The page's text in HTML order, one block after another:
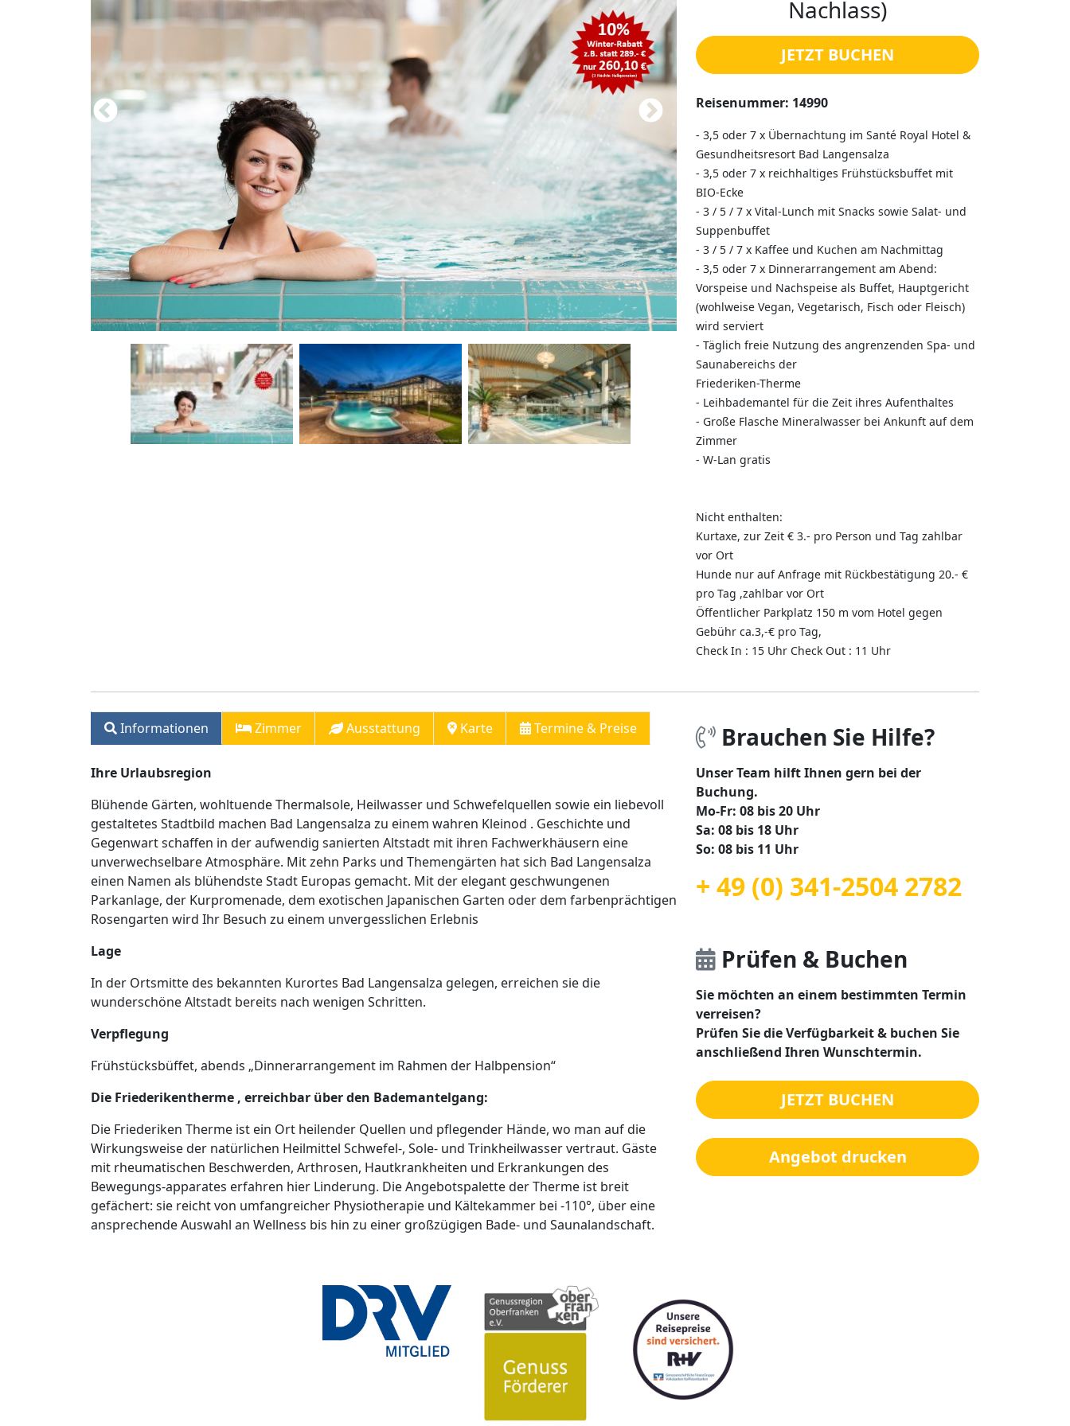
Nachlass)
JETZT BUCHEN
Reisenummer: 14990
- 3,5 oder 7 x Übernachtung im Santé Royal Hotel &
Gesundheitsresort Bad Langensalza
- 3,5 oder 7 x reichhaltiges Frühstücksbuffet mit
BIO-Ecke
- 3 / 5 / 7 x Vital-Lunch mit Snacks sowie Salat- und
Suppenbuffet
- 3 / 5 / 7 x Kaffee und Kuchen am Nachmittag
- 3,5 oder 7 x Dinnerarrangement am Abend:
Vorspeise und Nachspeise als Buffet, Hauptgericht
(wohlweise Vegan, Vegetarisch, Fisch oder Fleisch)
wird serviert
- Täglich freie Nutzung des angrenzenden Spa- und
Saunabereichs der
Friederiken-Therme
- Leihbademantel für die Zeit ihres Aufenthaltes
- Große Flasche Mineralwasser bei Ankunft auf dem
Zimmer
- W-Lan gratis
Nicht enthalten:
Kurtaxe, zur Zeit € 3.- pro Person und Tag zahlbar
vor Ort
Hunde nur auf Anfrage mit Rückbestätigung 20.- €
pro Tag ,zahlbar vor Ort
Öffentlicher Parkplatz 150 m vom Hotel gegen
Gebühr ca.3,-€ pro Tag,
Check In : 15 Uhr Check Out : 11 Uhr
Informationen Zimmer Ausstattung Karte Termine & Preise
Ihre Urlaubsregion
Blühende Gärten, wohltuende Thermalsole, Heilwasser und Schwefelquellen sowie ein liebevoll
gestaltetes Stadtbild machen Bad Langensalza zu einem wahren Kleinod . Geschichte und
Gegenwart schaffen in der aufwendig sanierten Altstadt mit ihren Fachwerkhäusern eine
unverwechselbare Atmosphäre. Mit zehn Parks und Themengärten hat sich Bad Langensalza
einen Namen als blühendste Stadt Europas gemacht. Mit der elegant geschwungenen
Parkanlage, der Kurpromenade, dem exotischen Japanischen Garten oder dem farbenprächtigen
Rosengarten wird Ihr Besuch zu einem unvergesslichen Erlebnis
Lage
In der Ortsmitte des bekannten Kurortes Bad Langensalza gelegen, erreichen sie die
wunderschöne Altstadt bereits nach wenigen Schritten.
Verpflegung
Frühstücksbüffet, abends „Dinnerarrangement im Rahmen der Halbpension“
Die Friederikentherme , erreichbar über den Bademantelgang:
Die Friederiken Therme ist ein Ort heilender Quellen und pflegender Hände, wo man auf die
Wirkungsweise der natürlichen Heilmittel Schwefel-, Sole- und Trinkheilwasser vertraut. Gäste
mit rheumatischen Beschwerden, Arthrosen, Hautkrankheiten und Erkrankungen des
Bewegungs-apparates erfahren hier Linderung. Die Angebotspalette der Therme ist breit
gefächert: sie reicht von umfangreicher Physiotherapie und Kältekammer bei -110°, über eine
ansprechende Auswahl an Wellness bis hin zu einer großzügigen Bade- und Saunalandschaft.
Brauchen Sie Hilfe?
Unser Team hilft Ihnen gern bei der
Buchung.
Mo-Fr: 08 bis 20 Uhr
Sa: 08 bis 18 Uhr
So: 08 bis 11 Uhr
+ 49 (0) 341-2504 2782
Prüfen & Buchen
Sie möchten an einem bestimmten Termin
verreisen?
Prüfen Sie die Verfügbarkeit & buchen Sie
anschließend Ihren Wunschtermin.
JETZT BUCHEN
Angebot drucken